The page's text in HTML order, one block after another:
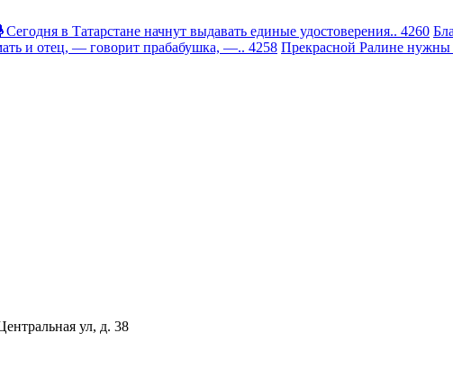
в Татарстане начнут выдавать единые удостоверения.. 4260
отец, — говорит прабабушка, —.. 4258 Прекрасной Ралине нужны
ул, д. 38